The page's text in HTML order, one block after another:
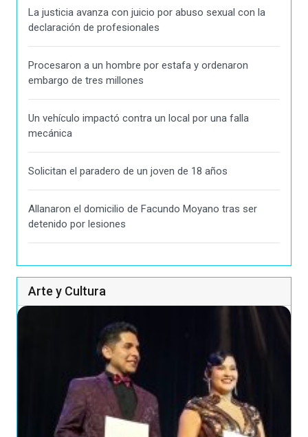
La justicia avanza con juicio por abuso sexual con la
declaración de profesionales
Procesaron a un hombre por estafa y ordenaron
embargo de tres millones
Un vehículo impactó contra un local por una falla
mecánica
Solicitan el paradero de un joven de 18 años
Allanaron el domicilio de Facundo Moyano tras ser
detenido por lesiones
Arte y Cultura